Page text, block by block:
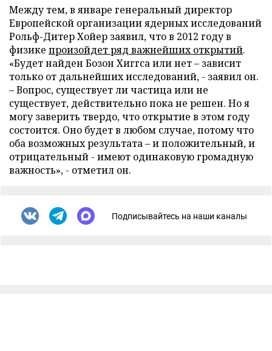
Между тем, в январе генеральный директор
Европейской организации ядерных исследований
Рольф-Дитер Хойер заявил, что в 2012 году в
физике произойдет ряд важнейших открытий.
«Будет найден Бозон Хиггса или нет – зависит
только от дальнейших исследований, - заявил он.
– Вопрос, существует ли частица или не
существует, действительно пока не решен. Но я
могу заверить твердо, что открытие в этом году
состоится. Оно будет в любом случае, потому что
оба возможных результата – и положительный, и
отрицательный - имеют одинаковую громадную
важность», - отметил он.
Подписывайтесь на наши каналы